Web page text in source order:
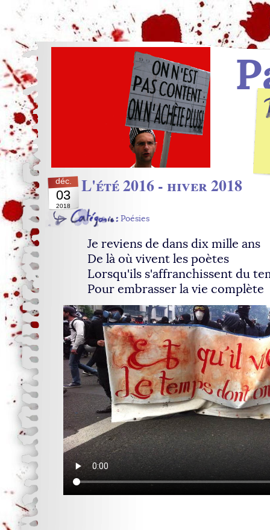
déc.
03
2018
L'été 2016 - hiver 2018
Poésies
Je reviens de dans dix mille ans
De là où vivent les poètes
Lorsqu'ils s'affranchissent du
Pour embrasser la vie complète